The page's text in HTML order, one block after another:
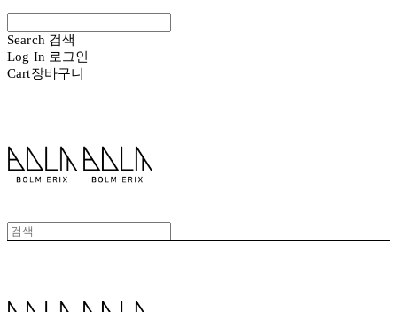
Search 검색
Log In 로그인
Cart장바구니